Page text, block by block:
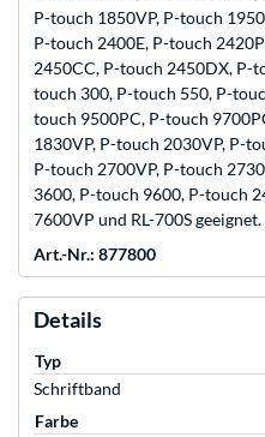
P-touch 1850VP, P-touch
P-touch 2400E, P-touch
2450CC, P-touch 2450DX, P-
touch 300, P-touch 550, P-
touch 9500PC, P-touch
1830VP, P-touch 2030VP, P-
P-touch 2700VP, P-touch
3600, P-touch 9600, P-touch
7600VP und RL-700S geeignet.
Art.-Nr.: 877800
Details
Typ
Schriftband
Farbe